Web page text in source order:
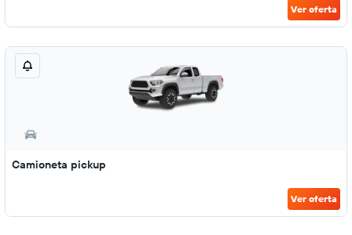
Ver oferta
Camioneta pickup
Ver oferta